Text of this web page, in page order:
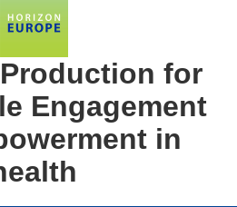
for
Engagement
in